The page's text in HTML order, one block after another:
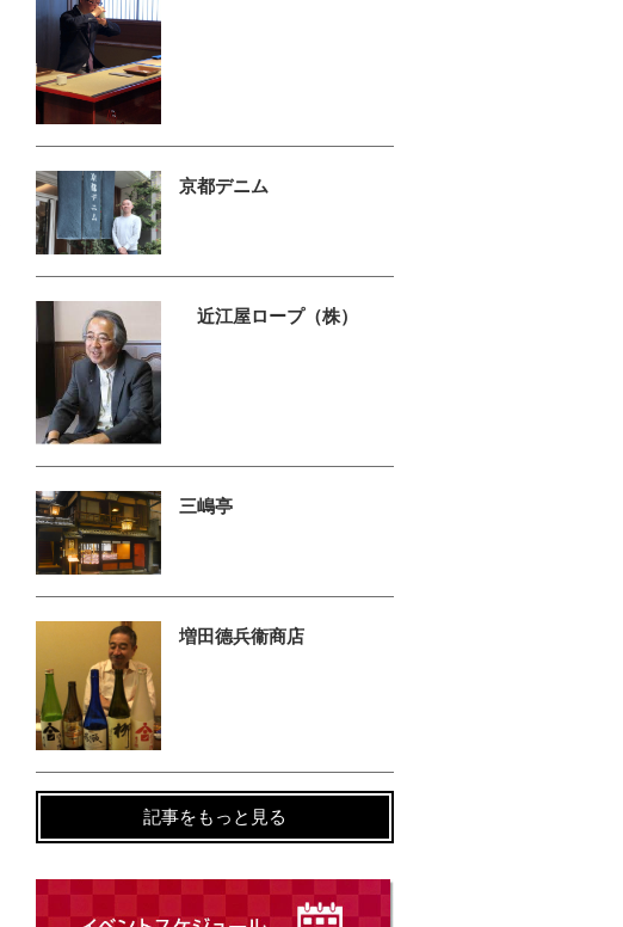
京都デニム
近江屋ロープ（株）
三嶋亭
増田德兵衞商店
記事をもっと見る